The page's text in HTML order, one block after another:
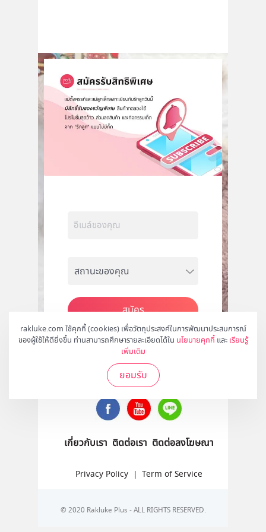
rakluke.com ใช้คุกกี้ (cookies) เพื่อวัตถุประสงค์ในการพัฒนาประสบการณ์
ของผู้ใช้ให้ดียิ่งขึ้น ท่านสามารถศึกษารายละเอียดได้ใน นโยบายคุกกี้ และ เรียนรู้
เพิ่มเติม
ยอมรับ
สมัคร
ติดตามเราได้ที่
เกี่ยวกับเรา ติดต่อเรา ติดต่อลงโฆษณา
Privacy Policy | Term of Service
© 2020 Rakluke Plus - ALL RIGHTS RESERVED.